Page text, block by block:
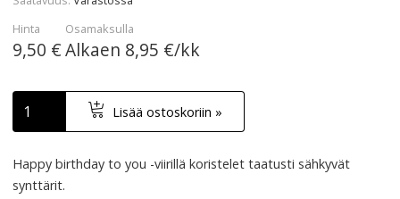
Hinta
9,50 €
Osamaksulla
Alkaen 8,95 €/kk
Lisää ostoskoriin »
Happy birthday to you -viirillä koristelet taatusti sähkyvät
synttärit.